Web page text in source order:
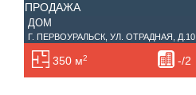
ПРОДАЖА
ДОМ
Г. ПЕРВОУРАЛЬСК, УЛ. ОТРАДНАЯ, Д.10
350 м2 -/2